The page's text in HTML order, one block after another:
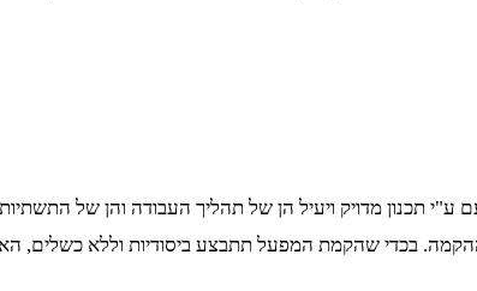
תכנון מדויק ויעיל הן של תהליך העבודה והן של
בכדי שהקמת המפעל תתבצע ביסודיות וללא כשלים,